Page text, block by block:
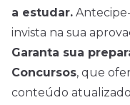
a estudar.
invista na sua
Garanta sua
Concursos, que
conteúdo